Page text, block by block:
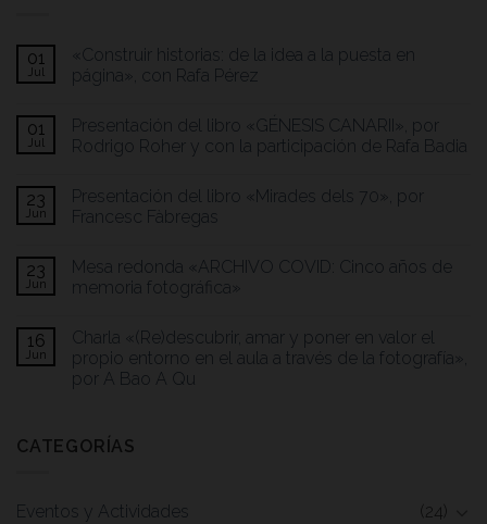
01
Jul
«Construir historias: de la idea a la puesta en
página», con Rafa Pérez
01
Jul
Presentación del libro «GÉNESIS CANARII», por
Rodrigo Roher y con la participación de Rafa Badia
23
Jun
Presentación del libro «Mirades dels 70», por
Francesc Fàbregas
23
Jun
Mesa redonda «ARCHIVO COVID: Cinco años de
memoria fotográfica»
16
Jun
Charla «(Re)descubrir, amar y poner en valor el
propio entorno en el aula a través de la fotografía»,
por A Bao A Qu
CATEGORÍAS
Eventos y Actividades
(24)